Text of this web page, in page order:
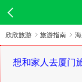
欣欣旅游 旅游指南
想和家人去厦门